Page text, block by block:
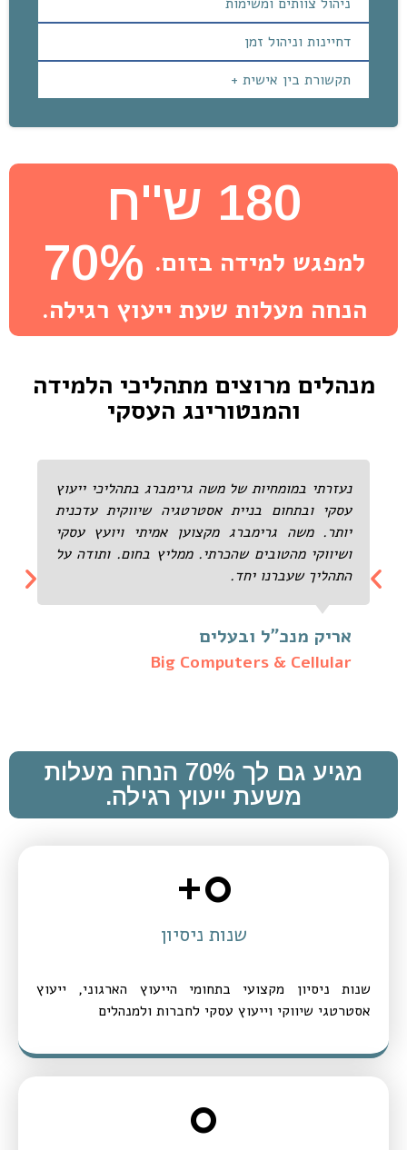
דחיינות וניהול זמן
תקשורת בין אישית +
180 ש''ח
למפגש למידה בזום. 70%
הנחה מעלות שעת ייעוץ רגילה.
מנהלים מרוצים מתהליכי הלמידה
והמנטורינג העסקי
נעזרתי במומחיות של משה גרימברג בתהליכי ייעוץ
עסקי ובתחום בניית אסטרטגיה שיווקית עדכנית
יותר. משה גרימברג מקצוען אמיתי ויועץ עסקי
ושיווקי מהטובים שהכרתי. ממליץ בחום. ותודה על
התהליך שעברנו יחד.
אריק מנכ"ל ובעלים
Big Computers & Cellular
מגיע גם לך 70% הנחה מעלות
משעת ייעוץ רגילה.
שנות ניסיון
0
+
שנות ניסיון מקצועי בתחומי הייעוץ הארגוני, ייעוץ
אסטרטגי שיווקי וייעוץ עסקי לחברות ולמנהלים
0